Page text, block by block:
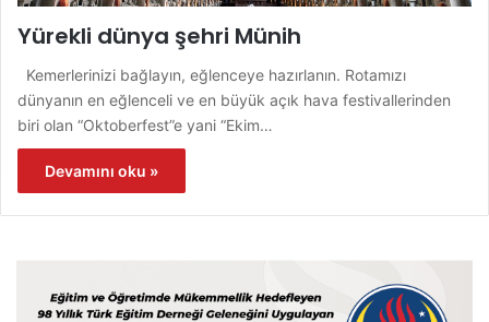
Yürekli dünya şehri Münih
Kemerlerinizi bağlayın, eğlenceye hazırlanın. Rotamızı
dünyanın en eğlenceli ve en büyük açık hava festivallerinden
biri olan “Oktoberfest”e yani “Ekim…
Devamını oku »